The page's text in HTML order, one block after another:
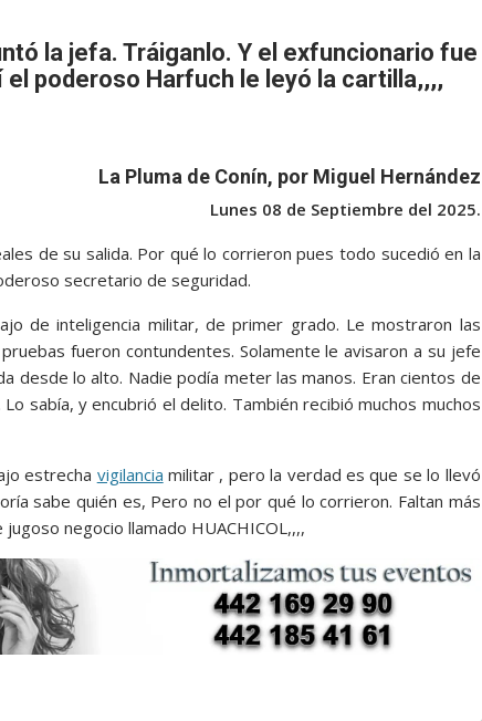
la jefa. Tráiganlo. Y el exfuncionario fue
el poderoso Harfuch le leyó la cartilla,,,,
La Pluma de Conín, por Miguel Hernández
Lunes 08 de Septiembre del 2025.
de su salida. Por qué lo corrieron pues todo sucedió en la
secretario de seguridad.
de inteligencia militar, de primer grado. Le mostraron las
fueron contundentes. Solamente le avisaron a su jefe
desde lo alto. Nadie podía meter las manos. Eran cientos de
sabía, y encubrió el delito. También recibió muchos muchos
estrecha vigilancia militar , pero la verdad es que se lo llevó
sabe quién es, Pero no el por qué lo corrieron. Faltan más
negocio llamado HUACHICOL,,,,